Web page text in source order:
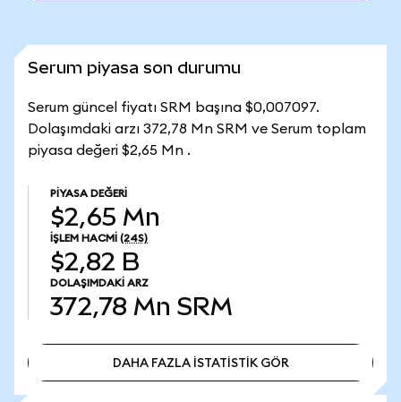
Serum piyasa son durumu
Serum güncel fiyatı SRM başına $0,007097.
Dolaşımdaki arzı 372,78 Mn SRM ve Serum toplam
piyasa değeri $2,65 Mn .
PIYASA DEĞERI
$2,65 Mn
İŞLEM HACMI (24S)
$2,82 B
DOLAŞIMDAKI ARZ
372,78 Mn SRM
DAHA FAZLA İSTATİSTİK GÖR